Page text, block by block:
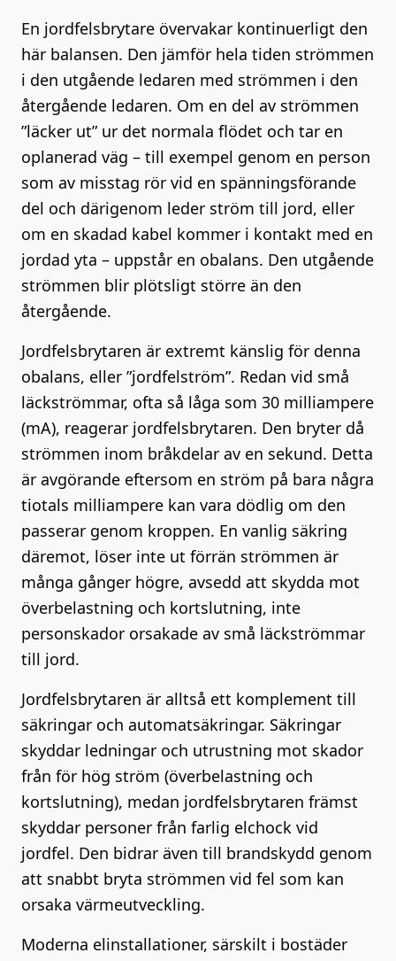
En jordfelsbrytare övervakar kontinuerligt den
här balansen. Den jämför hela tiden strömmen
i den utgående ledaren med strömmen i den
återgående ledaren. Om en del av strömmen
”läcker ut” ur det normala flödet och tar en
oplanerad väg – till exempel genom en person
som av misstag rör vid en spänningsförande
del och därigenom leder ström till jord, eller
om en skadad kabel kommer i kontakt med en
jordad yta – uppstår en obalans. Den utgående
strömmen blir plötsligt större än den
återgående.
Jordfelsbrytaren är extremt känslig för denna
obalans, eller ”jordfelström”. Redan vid små
läckströmmar, ofta så låga som 30 milliampere
(mA), reagerar jordfelsbrytaren. Den bryter då
strömmen inom bråkdelar av en sekund. Detta
är avgörande eftersom en ström på bara några
tiotals milliampere kan vara dödlig om den
passerar genom kroppen. En vanlig säkring
däremot, löser inte ut förrän strömmen är
många gånger högre, avsedd att skydda mot
överbelastning och kortslutning, inte
personskador orsakade av små läckströmmar
till jord.
Jordfelsbrytaren är alltså ett komplement till
säkringar och automatsäkringar. Säkringar
skyddar ledningar och utrustning mot skador
från för hög ström (överbelastning och
kortslutning), medan jordfelsbrytaren främst
skyddar personer från farlig elchock vid
jordfel. Den bidrar även till brandskydd genom
att snabbt bryta strömmen vid fel som kan
orsaka värmeutveckling.
Moderna elinstallationer, särskilt i bostäder